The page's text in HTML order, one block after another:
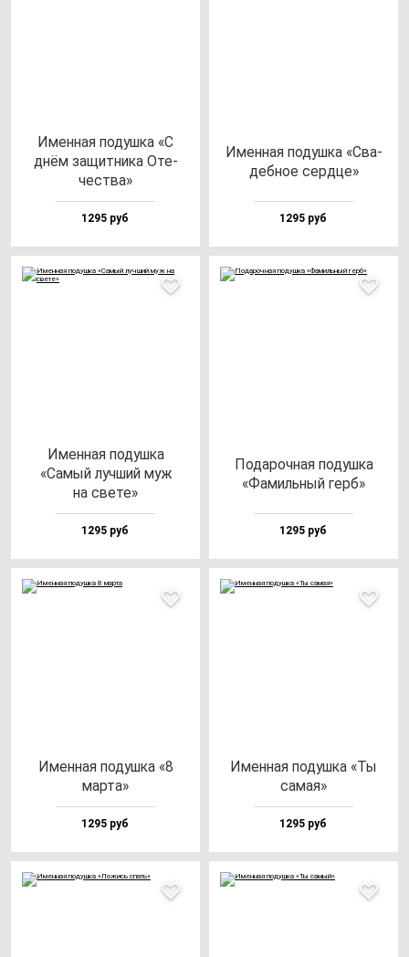
Имен­ная по­душ­ка «С
днём за­щит­ни­ка Оте­
чес­тва»
1295 руб
Имен­ная по­душ­ка «Сва­
деб­ное сер­дце»
1295 руб
Имен­ная по­душ­ка
«Самый луч­ший муж
на све­те»
1295 руб
Пода­роч­ная по­душ­ка
«Фамиль­ный герб»
1295 руб
Имен­ная по­душ­ка «8
мар­та»
1295 руб
Имен­ная по­душ­ка «Ты
са­мая»
1295 руб